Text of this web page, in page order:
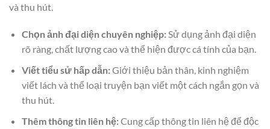
và thu hút.
Chọn ảnh đại diện chuyên nghiệp:Sử dụng ảnh đại diện
rõ ràng, chất lượng cao và thể hiện được cá tính của bạn.
Viết tiểu sử hấp dẫn:Giới thiệu bản thân, kinh nghiệm
viết lách và thể loại truyện bạn viết một cách ngắn gọn và
thu hút.
Thêm thông tin liên hệ:Cung cấp thông tin liên hệ để độc